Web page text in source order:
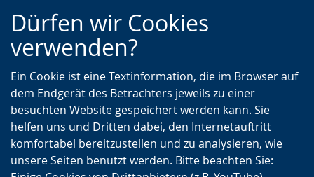
Zur
Hauptnavigation
Zur
Seitennavigation
Zum
Inhalt
Dürfen wir Cookies
verwenden?
Ein Cookie ist eine Textinformation, die im Browser auf
dem Endgerät des Betrachters jeweils zu einer
besuchten Website gespeichert werden kann. Sie
helfen uns und Dritten dabei, den Internetauftritt
komfortabel bereitzustellen und zu analysieren, wie
unsere Seiten benutzt werden. Bitte beachten Sie: